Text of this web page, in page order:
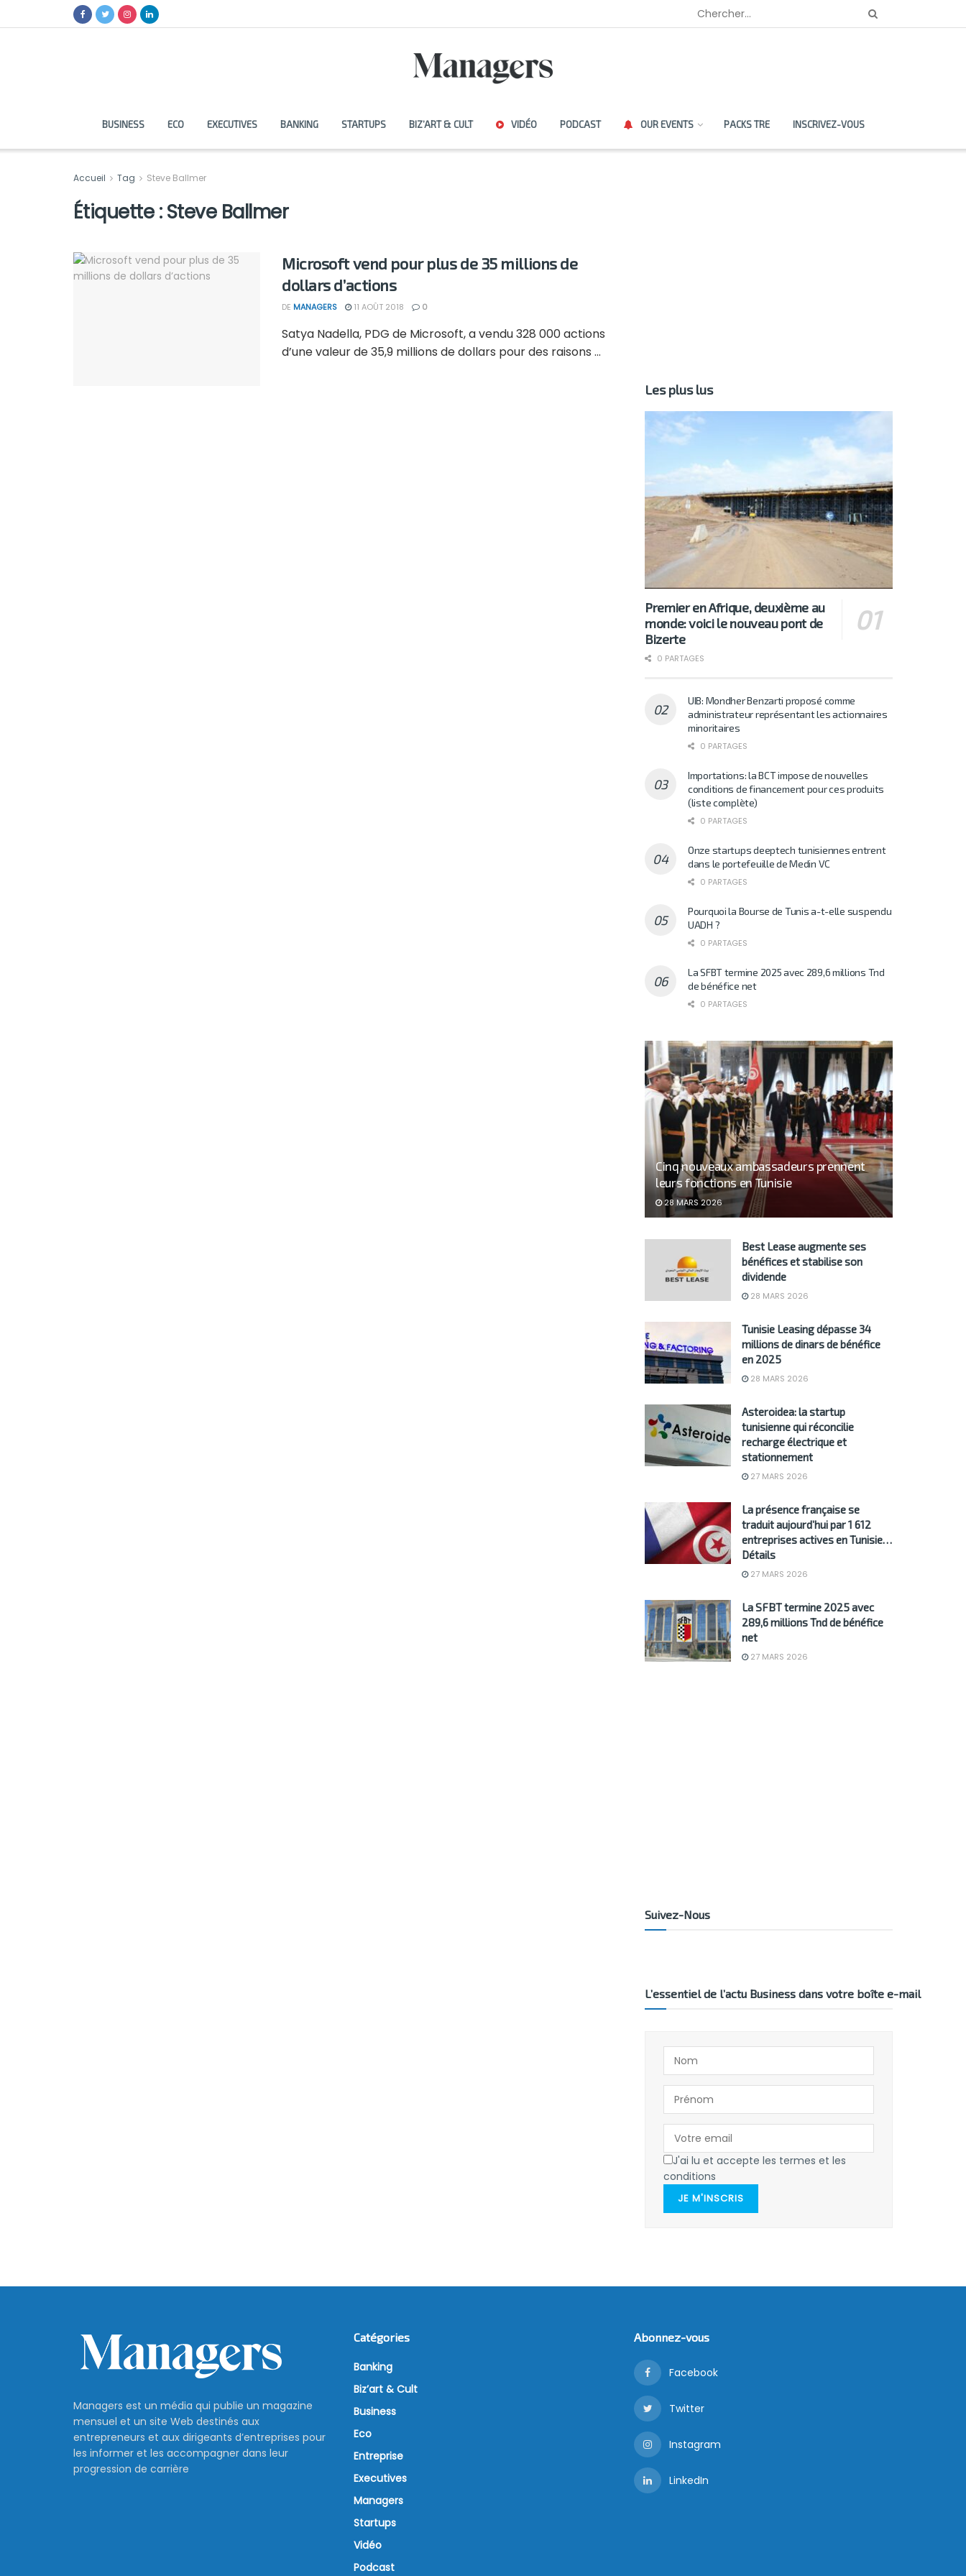
BUSINESS ECO EXECUTIVES BANKING STARTUPS BIZ’ART & CULT VIDÉO PODCAST OUR EVENTS PACKS TRE INSCRIVEZ-VOUS
Accueil Tag Steve Ballmer
Étiquette :Steve Ballmer
Microsoft vend pour plus de 35 millions de
dollars d’actions
DE MANAGERS 11 AOÛT 2018 0
Satya Nadella, PDG de Microsoft, a vendu 328 000 actions
d’une valeur de 35,9 millions de dollars pour des raisons ...
Les plus lus
Premier en Afrique, deuxième au
monde: voici le nouveau pont de
Bizerte
0 PARTAGES
UIB: Mondher Benzarti proposé comme
administrateur représentant les actionnaires
minoritaires
0 PARTAGES
Importations: la BCT impose de nouvelles
conditions de financement pour ces produits
(liste complète)
0 PARTAGES
Onze startups deeptech tunisiennes entrent
dans le portefeuille de Medin VC
0 PARTAGES
Pourquoi la Bourse de Tunis a-t-elle suspendu
UADH ?
0 PARTAGES
La SFBT termine 2025 avec 289,6 millions Tnd
de bénéfice net
0 PARTAGES
Cinq nouveaux ambassadeurs prennent
leurs fonctions en Tunisie
28 MARS 2026
Best Lease augmente ses
bénéfices et stabilise son
dividende
28 MARS 2026
Tunisie Leasing dépasse 34
millions de dinars de bénéfice
en 2025
28 MARS 2026
Asteroidea: la startup
tunisienne qui réconcilie
recharge électrique et
stationnement
27 MARS 2026
La présence française se
traduit aujourd’hui par 1 612
entreprises actives en Tunisie…
Détails
27 MARS 2026
La SFBT termine 2025 avec
289,6 millions Tnd de bénéfice
net
27 MARS 2026
Suivez-Nous
L’essentiel de l’actu Business dans votre boîte e-mail
J'ai lu et accepte les termes et les
conditions
JE M'INSCRIS
Managers est un média qui publie un magazine
mensuel et un site Web destinés aux
entrepreneurs et aux dirigeants d’entreprises pour
les informer et les accompagner dans leur
progression de carrière
Catégories
Banking
Biz’art & Cult
Business
Eco
Entreprise
Executives
Managers
Startups
Vidéo
Podcast
Abonnez-vous
Facebook
Twitter
Instagram
LinkedIn